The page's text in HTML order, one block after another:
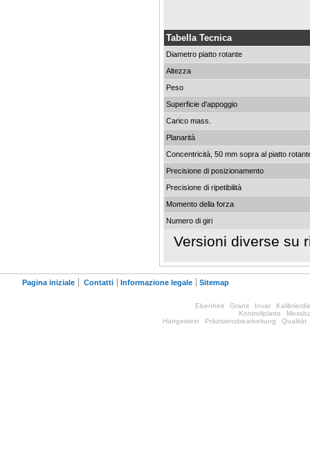
Tabella Tecnica
Diametro piatto rotante
Altezza
Peso
Superficie d'appoggio
Carico mass.
Planarità
Concentricità, 50 mm sopra al piatto
Precisione di posizionamento
Precisione di ripetibilità
Momento della forza
Numero di giri
Versioni diverse su
Pagina iniziale Contatti Informazione legale Sitemap
Ebenheit Granit Invar
Kontrollplatte
Hartgestein
Präzisionsbearbeitung Qualität